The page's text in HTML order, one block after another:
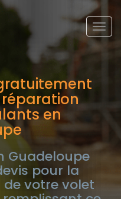
en
Guadeloupe
pour la
votre volet